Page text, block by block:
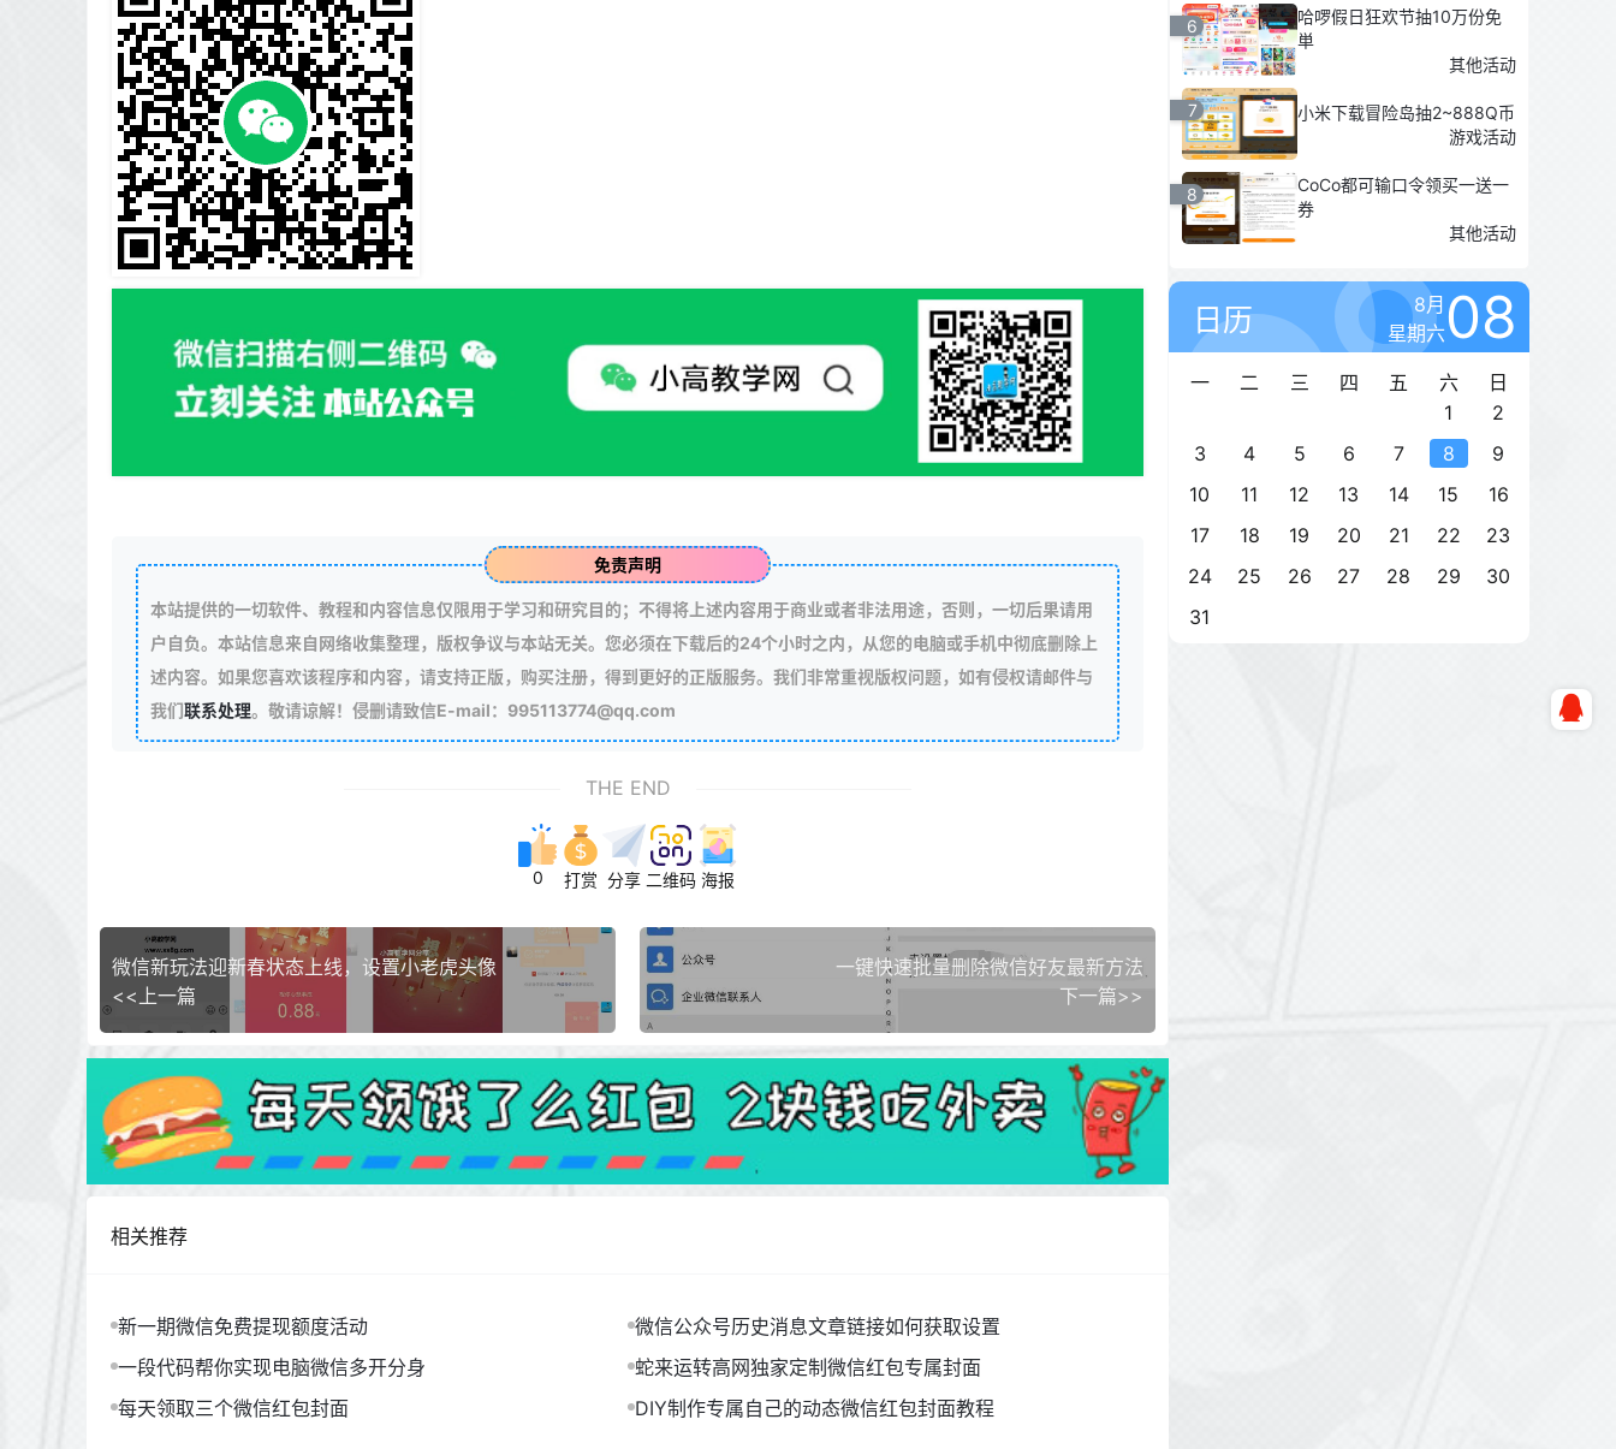
免责声明
本站提供的一切软件、教程和内容信息仅限用于学习和研究目的；不得将上述内容用于商业或者非法用途，否则，一切后果请用
户自负。本站信息来自网络收集整理，版权争议与本站无关。您必须在下载后的24个小时之内，从您的电脑或手机中彻底删除上
述内容。如果您喜欢该程序和内容，请支持正版，购买注册，得到更好的正版服务。我们非常重视版权问题，如有侵权请邮件与
我们联系处理。敬请谅解！侵删请致信E-mail：995113774@qq.com
THE END
0 打赏 分享 二维码 海报
微信新玩法迎新春状态上线，设置小老虎头像
<<上一篇
一键快速批量删除微信好友最新方法
下一篇>>
相关推荐
新一期微信免费提现额度活动
微信公众号历史消息文章链接如何获取设置
一段代码帮你实现电脑微信多开分身
蛇来运转高网独家定制微信红包专属封面
每天领取三个微信红包封面
DIY制作专属自己的动态微信红包封面教程
6
哈啰假日狂欢节抽10万份免
単
其他活动
7
小米下载冒险岛抽2~888Q币
游戏活动
8
CoCo都可输口令领买一送一
券
其他活动
日历
8月
星期六08
一 二 三 四 五 六
日
1
2
3
4 5 6 7 8
9
10
11 12 13 14 15
16
17
18 19 20 21 22
23
24
25 26 27 28 29
30
31